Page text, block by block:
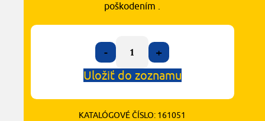
poškodením .
-
+
Uložiť do zoznamu
KATALÓGOVÉ ČÍSLO: 161051